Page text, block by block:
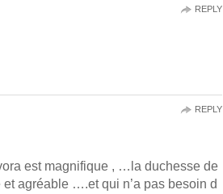
REPLY
est magnifique , …la duchesse de
agréable ….et qui n’a pas besoin d
REPLY